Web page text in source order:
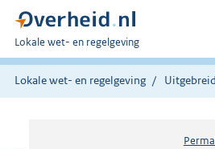
U
bent
hier:
Lokale wet- en regelgeving
Lokale wet- en regelgeving